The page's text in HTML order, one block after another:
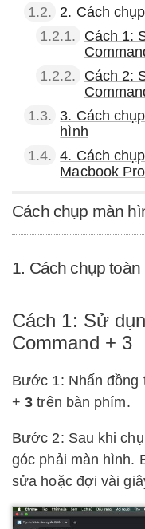
1.2. 2. Cách
1.2.1.
Cách 1:
1.2.2.
Cách 2:
1.3. 3. Cách
hình
1.4. 4. Cách
Macbook Pro
Cách chụp màn
1. Cách chụp
Cách 1: Sử
Command + 3
Bước 1: Nhấn đồng
+3 trên bàn phím.
Bước 2: Sau khi
góc phải màn hình.
sửa hoặc đợi vài